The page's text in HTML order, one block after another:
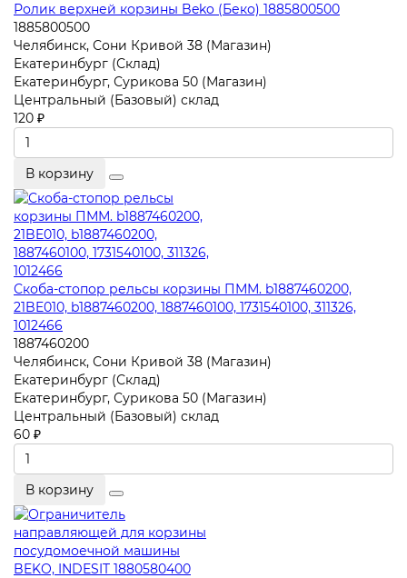
Ролик верхней корзины Beko (Беко) 1885800500
1885800500
Челябинск, Сони Кривой 38 (Магазин)
Екатеринбург (Склад)
Екатеринбург, Сурикова 50 (Магазин)
Центральный (Базовый) склад
120 ₽
В корзину
Скоба-стопор рельсы корзины ПММ. b1887460200,
21BE010, b1887460200, 1887460100, 1731540100, 311326,
1012466
1887460200
Челябинск, Сони Кривой 38 (Магазин)
Екатеринбург (Склад)
Екатеринбург, Сурикова 50 (Магазин)
Центральный (Базовый) склад
60 ₽
В корзину